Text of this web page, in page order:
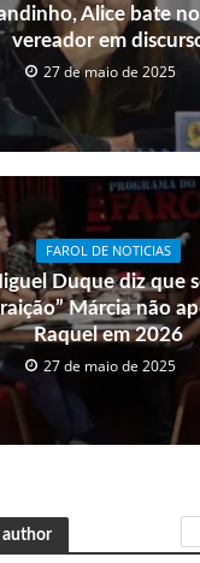
Alice bate
vereador em
27 de maio de 2025
FAROL DE NOTICIAS
Duque diz que
Márcia não
Raquel em 2026
27 de maio de 2025